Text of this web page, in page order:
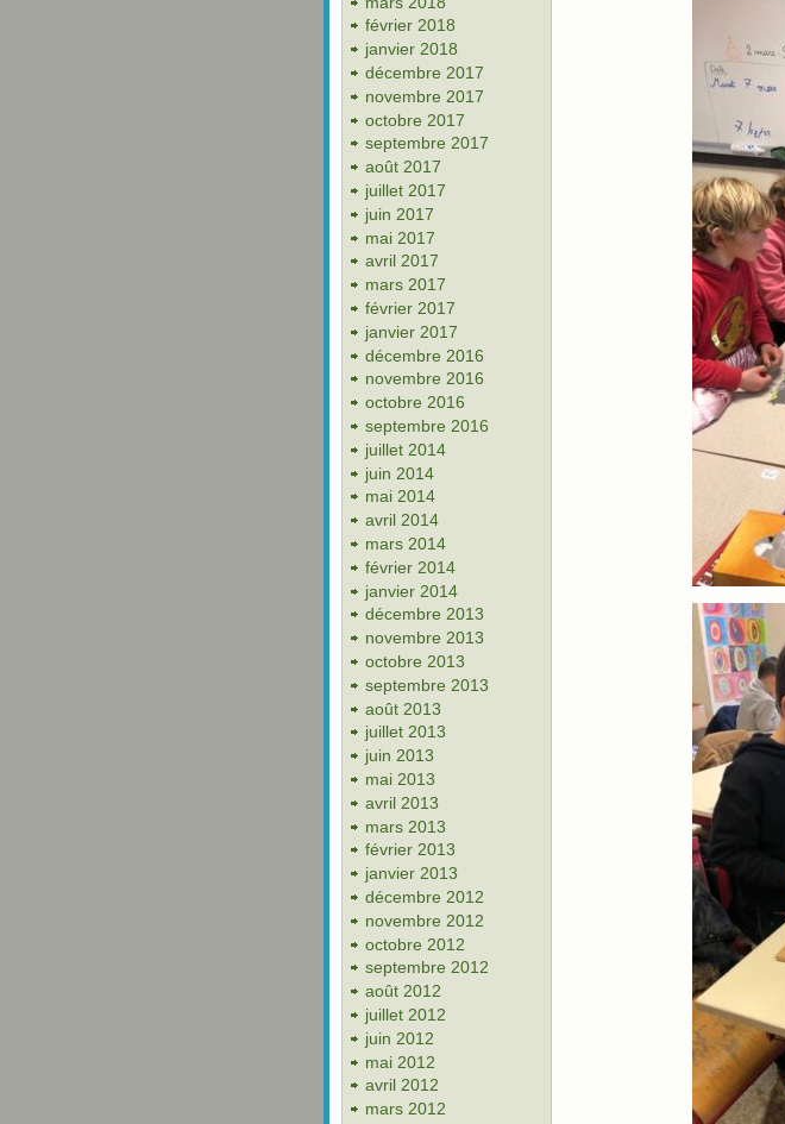
février 2018
janvier 2018
décembre 2017
novembre 2017
octobre 2017
septembre 2017
août 2017
juillet 2017
juin 2017
mai 2017
avril 2017
mars 2017
février 2017
janvier 2017
décembre 2016
novembre 2016
octobre 2016
septembre 2016
juillet 2014
juin 2014
mai 2014
avril 2014
mars 2014
février 2014
janvier 2014
décembre 2013
novembre 2013
octobre 2013
septembre 2013
août 2013
juillet 2013
juin 2013
mai 2013
avril 2013
mars 2013
février 2013
janvier 2013
décembre 2012
novembre 2012
octobre 2012
septembre 2012
août 2012
juillet 2012
juin 2012
mai 2012
avril 2012
mars 2012